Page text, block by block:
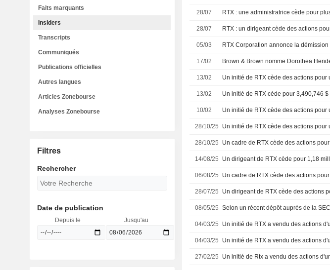
28/07
28/07
05/03
17/02
13/02
13/02
10/02
28/10/25
28/10/25
14/08/25
06/08/25
28/07/25
08/05/25
04/03/25
04/03/25
27/02/25
Faits marquants
Insiders
Transcripts
Communiqués
Publications officielles
Autres langues
Articles Zonebourse
Analyses Zonebourse
Filtres
Rechercher
Date de publication
Depuis le Jusqu'au